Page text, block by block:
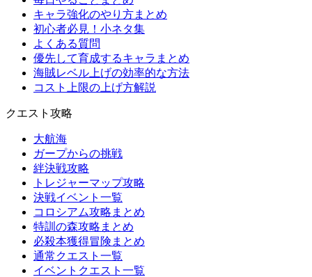
キャラ強化のやり方まとめ
初心者必見！小ネタ集
よくある質問
優先して育成するキャラまとめ
海賊レベル上げの効率的な方法
コスト上限の上げ方解説
クエスト攻略
大航海
ガープからの挑戦
絆決戦攻略
トレジャーマップ攻略
決戦イベント一覧
コロシアム攻略まとめ
特訓の森攻略まとめ
必殺本獲得冒険まとめ
通常クエスト一覧
イベントクエスト一覧